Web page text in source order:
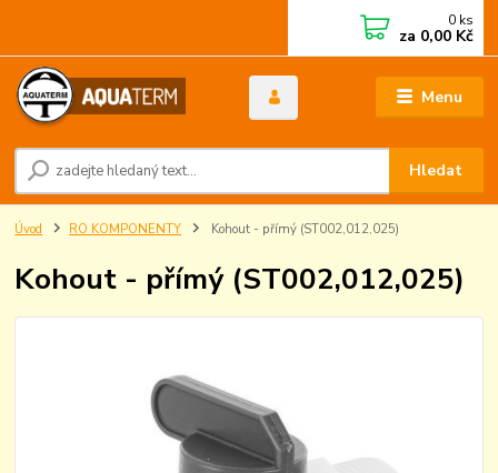
Menu
Hledat
0 ks
za 0,00 Kč
Úvod RO KOMPONENTY Kohout - přímý (ST002,012,025)
Kohout - přímý (ST002,012,025)